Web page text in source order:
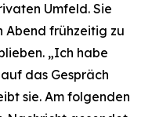
Umfeld. Sie
Abend frühzeitig zu
„Ich habe
das Gespräch
sie. Am folgenden